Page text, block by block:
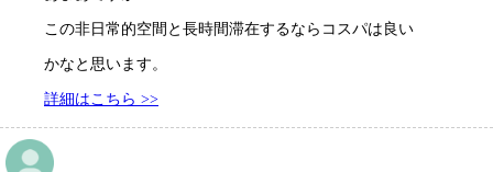
この非日常的空間と長時間滞在するならコスパは良い
かなと思います。
詳細はこちら >>